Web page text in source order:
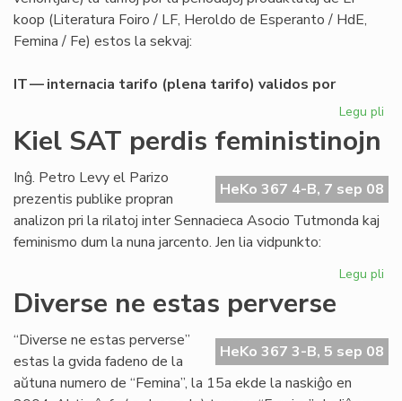
koop (Literatura Foiro / LF, Heroldo de Esperanto / HdE,
Femina / Fe) estos la sekvaj:
IT — internacia tarifo (plena tarifo) validos por
Legu pli
por
Kiel SAT perdis feministinojn
HeKo 367 4-B, 7 sep 08
Inĝ. Petro Levy el Parizo
prezentis publike propran
analizon pri la rilatoj inter Sennacieca Asocio Tutmonda kaj
feminismo dum la nuna jarcento. Jen lia vidpunkto:
Legu pli
Diverse ne estas perverse
HeKo 367 3-B, 5 sep 08
“Diverse ne estas perverse”
estas la gvida fadeno de la
aŭtuna numero de “Femina”, la 15a ekde la naskiĝo en